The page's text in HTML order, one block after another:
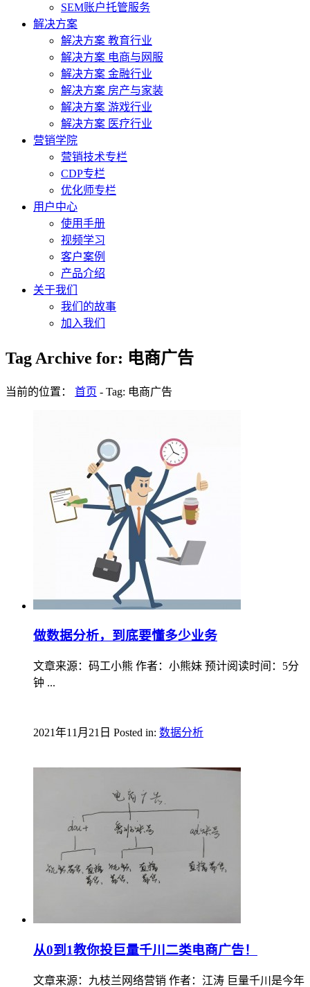
SEM账户托管服务
解决方案
解决方案 教育行业
解决方案 电商与网服
解决方案 金融行业
解决方案 房产与家装
解决方案 游戏行业
解决方案 医疗行业
营销学院
营销技术专栏
CDP专栏
优化师专栏
用户中心
使用手册
视频学习
客户案例
产品介绍
关于我们
我们的故事
加入我们
Tag Archive for: 电商广告
当前的位置： 首页 - Tag: 电商广告
做数据分析，到底要懂多少业务
文章来源：码工小熊 作者：小熊妹 预计阅读时间：5分
钟 ...
2021年11月21日 Posted in: 数据分析
从0到1教你投巨量千川二类电商广告！
文章来源：九枝兰网络营销 作者：江涛 巨量千川是今年